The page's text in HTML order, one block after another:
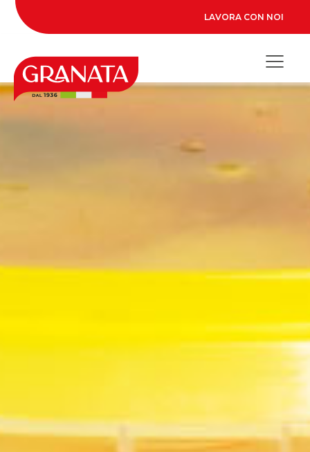
LAVORA CON NOI